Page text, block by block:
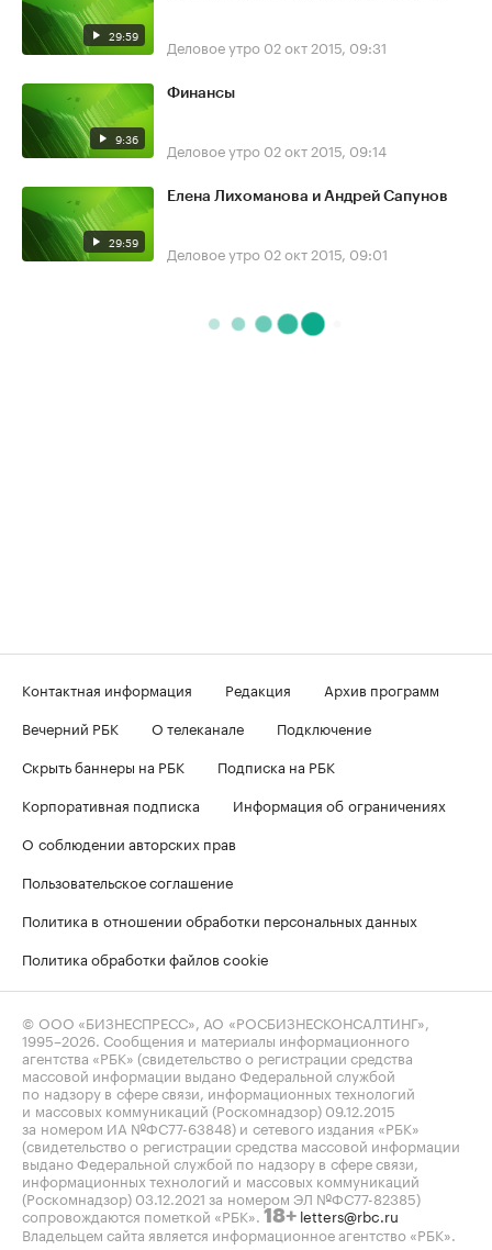
29:59 Деловое утро 02 окт 2015, 09:31
9:36
Финансы
Деловое утро 02 окт 2015, 09:14
29:59
Елена Лихоманова и Андрей Сапунов
Деловое утро 02 окт 2015, 09:01
Контактная информация Редакция
Архив программ
Вечерний РБК
О телеканале
Подключение
Скрыть баннеры на РБК
Подписка на РБК
Корпоративная подписка
Информация об ограничениях
О соблюдении авторских прав
Пользовательское соглашение
Политика в отношении обработки персональных данных
Политика обработки файлов cookie
© ООО «БИЗНЕСПРЕСС», АО «РОСБИЗНЕСКОНСАЛТИНГ»,
1995–2026 . Сообщения и материалы информационного
агентства «РБК» (свидетельство о регистрации средства
массовой информации выдано Федеральной службой
по надзору в сфере связи, информационных технологий
и массовых коммуникаций (Роскомнадзор) 09.12.2015
за номером ИА №ФС77-63848) и сетевого издания «РБК»
(свидетельство о регистрации средства массовой информации
выдано Федеральной службой по надзору в сфере связи,
информационных технологий и массовых коммуникаций
(Роскомнадзор) 03.12.2021 за номером ЭЛ №ФС77-82385)
сопровождаются пометкой «РБК». 18+ letters@rbc.ru
Владельцем сайта является информационное агентство «РБК».